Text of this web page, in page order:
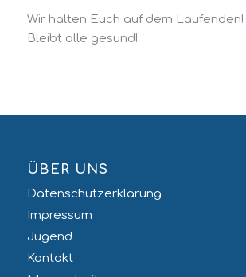
Wir halten Euch auf dem Laufenden!
Bleibt alle gesund!
ÜBER UNS
Datenschutzerklärung
Impressum
Jugend
Kontakt